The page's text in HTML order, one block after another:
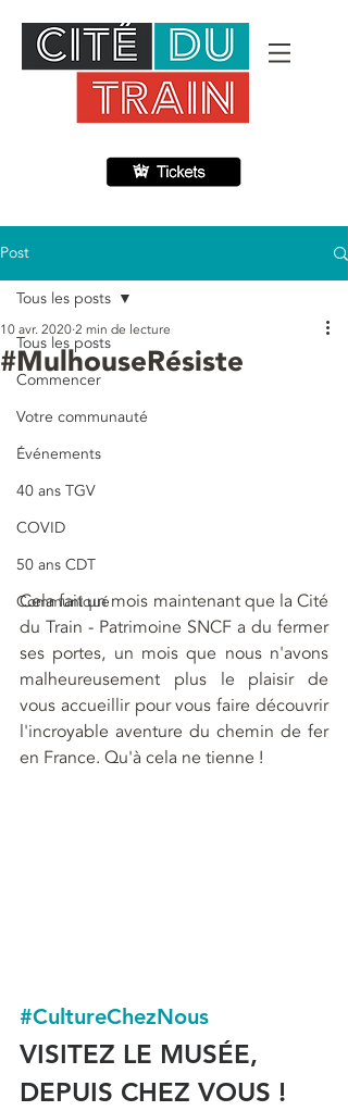
Post
Tous les posts
Commencer
Votre communauté
Événements
40 ans TGV
COVID
50 ans CDT
Communiqué
Tous les posts
#MulhouseRésiste
10 avr. 20202 min de lecture
Cela fait un mois maintenant que la Cité
du Train - Patrimoine SNCF a du fermer
ses portes, un mois que nous n'avons
malheureusement plus le plaisir de
vous accueillir pour vous faire découvrir
l'incroyable aventure du chemin de fer
en France. Qu'à cela ne tienne !
#CultureChezNous
VISITEZ LE MUSÉE,
DEPUIS CHEZ VOUS !